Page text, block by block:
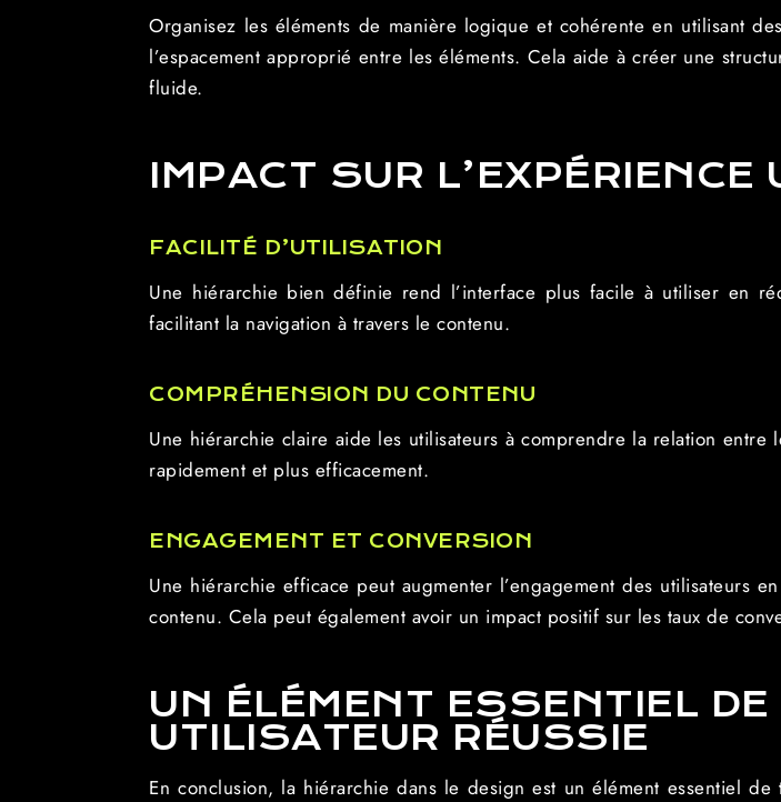
Organisez les éléments de manière logique et cohérente en utilisant
l’espacement approprié entre les éléments. Cela aide à créer une
fluide.
IMPACT SUR
FACILITÉ D’UTILISATION
Une hiérarchie bien définie rend l’interface plus facile à utiliser en
facilitant la navigation à travers le contenu.
COMPRÉHENSION DU CONTENU
Une hiérarchie claire aide les utilisateurs à comprendre la relation
rapidement et plus efficacement.
ENGAGEMENT ET CONVERSION
Une hiérarchie efficace peut augmenter l’engagement des utilisateurs
contenu. Cela peut également avoir un impact positif sur les taux de
UN ÉLÉMENT ESSENTIEL
UTILISATEUR RÉUSSIE
En conclusion, la hiérarchie dans le design est un élément essentiel